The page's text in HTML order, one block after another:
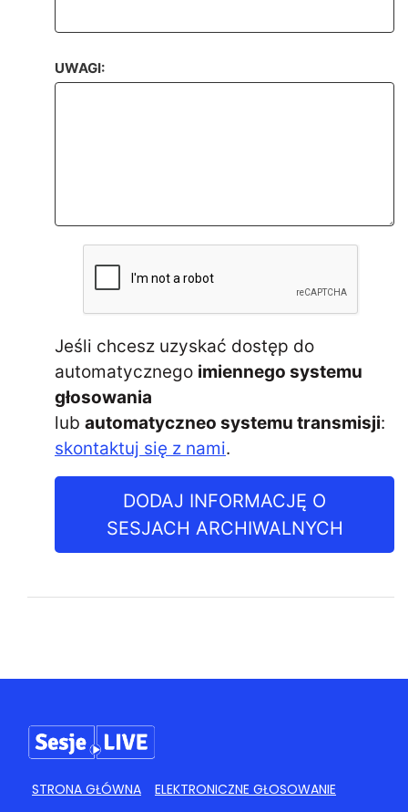
UWAGI:
Jeśli chcesz uzyskać dostęp do
automatycznego imiennego systemu
głosowania
lub automatyczneo systemu transmisji:
skontaktuj się z nami.
DODAJ INFORMACJĘ O
SESJACH ARCHIWALNYCH
STRONA GŁÓWNA
ELEKTRONICZNE GŁOSOWANIE